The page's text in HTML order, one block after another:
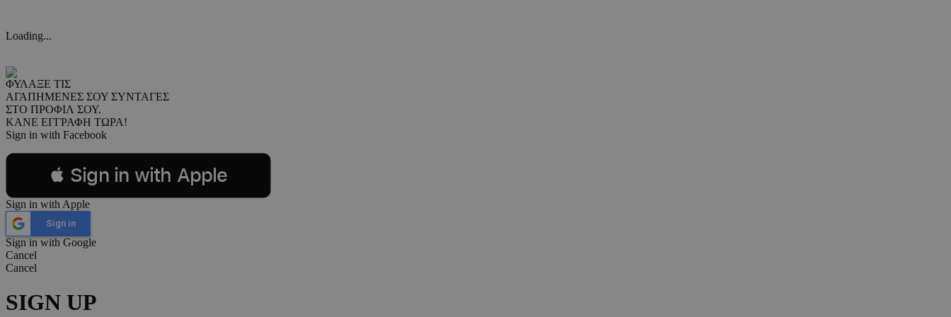
Loading...
ΦΥΛΑΞΕ ΤΙΣ
ΑΓΑΠΗΜΕΝΕΣ ΣΟΥ ΣΥΝΤΑΓΕΣ
ΣΤΟ ΠΡΟΦΙΛ ΣΟΥ.
ΚΑΝΕ ΕΓΓΡΑΦΗ ΤΩΡΑ!
Sign in with Facebook
 Sign in with Apple
Sign in with Apple
Sign in
Sign in with Google
Cancel
Cancel
SIGN UP